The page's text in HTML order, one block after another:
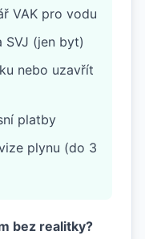
VAK pro vodu
(jen byt)
nebo uzavřít
platby
plynu (do 3
bez realitky?